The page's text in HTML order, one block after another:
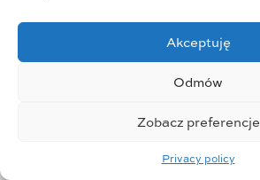
Akceptuję
Odmów
Zobacz preferencje
Privacy policy